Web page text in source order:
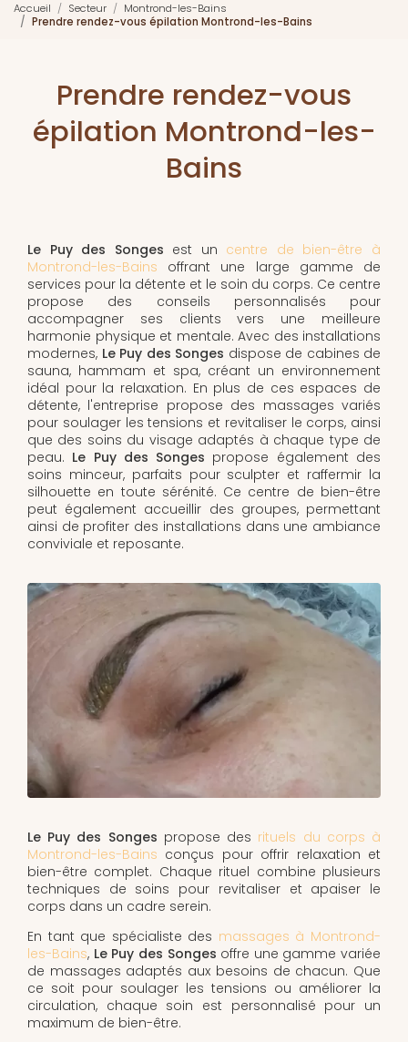
Accueil Secteur
Montrond-les-Bains
Prendre rendez-vous épilation Montrond-les-Bains
Prendre rendez-vous
épilation Montrond-les-
Bains
Le Puy des Songes est un centre de bien-être à
Montrond-les-Bains offrant une large gamme de
services pour la détente et le soin du corps. Ce centre
propose des conseils personnalisés pour
accompagner ses clients vers une meilleure
harmonie physique et mentale. Avec des installations
modernes, Le Puy des Songes dispose de cabines de
sauna, hammam et spa, créant un environnement
idéal pour la relaxation. En plus de ces espaces de
détente, l'entreprise propose des massages variés
pour soulager les tensions et revitaliser le corps, ainsi
que des soins du visage adaptés à chaque type de
peau. Le Puy des Songes propose également des
soins minceur, parfaits pour sculpter et raffermir la
silhouette en toute sérénité. Ce centre de bien-être
peut également accueillir des groupes, permettant
ainsi de profiter des installations dans une ambiance
conviviale et reposante.
Le Puy des Songes propose des rituels du corps à
Montrond-les-Bains conçus pour offrir relaxation et
bien-être complet. Chaque rituel combine plusieurs
techniques de soins pour revitaliser et apaiser le
corps dans un cadre serein.
En tant que spécialiste des massages à Montrond-
les-Bains, Le Puy des Songes offre une gamme variée
de massages adaptés aux besoins de chacun. Que
ce soit pour soulager les tensions ou améliorer la
circulation, chaque soin est personnalisé pour un
maximum de bien-être.